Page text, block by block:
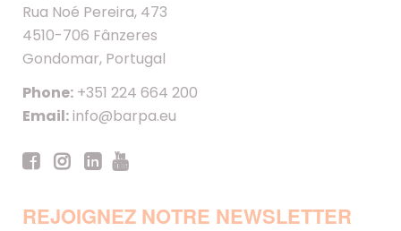
Rua Noé Pereira, 473
4510-706 Fânzeres
Gondomar, Portugal
Phone: +351 224 664 200
Email:info@barpa.eu
REJOIGNEZ NOTRE NEWSLETTER